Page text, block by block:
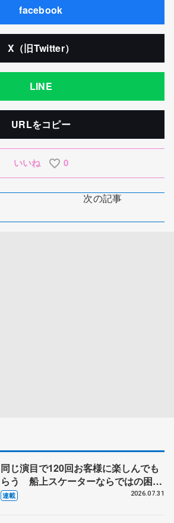
facebook
X（旧Twitter）
LINE
URLをコピー
いいね 0
次の記事
同じ演目で120回お客様に楽しんでも
らう 船上スケーターならではの困難
とは 影響あったPIW前キャプテン松
連載 2026.07.31